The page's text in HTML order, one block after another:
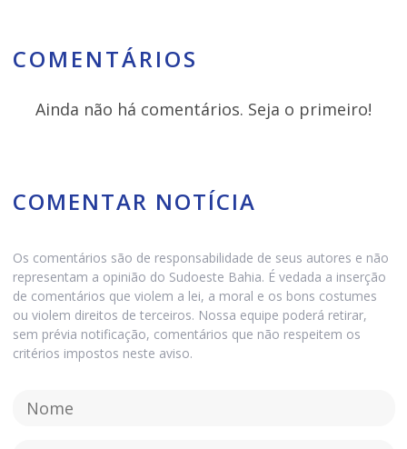
COMENTÁRIOS
Ainda não há comentários. Seja o primeiro!
COMENTAR NOTÍCIA
Os comentários são de responsabilidade de seus autores e não
representam a opinião do Sudoeste Bahia. É vedada a inserção
de comentários que violem a lei, a moral e os bons costumes
ou violem direitos de terceiros. Nossa equipe poderá retirar,
sem prévia notificação, comentários que não respeitem os
critérios impostos neste aviso.